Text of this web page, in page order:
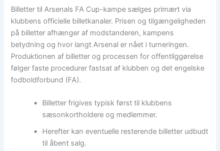
Billetter til Arsenals FA Cup-kampe sælges primært via
klubbens officielle billetkanaler. Prisen og tilgængeligheden
på billetter afhænger af modstanderen, kampens
betydning og hvor langt Arsenal er nået i turneringen.
Produktionen af billetter og processen for offentliggørelse
følger faste procedurer fastsat af klubben og det engelske
fodboldforbund (FA).
Billetter frigives typisk først til klubbens
sæsonkortholdere og medlemmer.
Herefter kan eventuelle resterende billetter udbudt
til åbent salg.